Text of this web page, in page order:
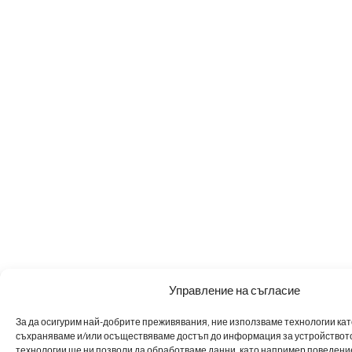
Управление на съгласие
За да осигурим най-добрите преживявания, ние използваме технологии
съхраняваме и/или осъществяваме достъп до информация за